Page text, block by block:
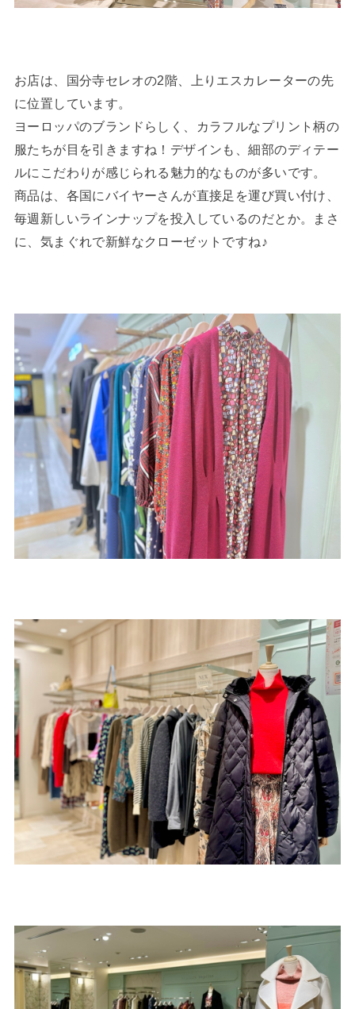
お店は、国分寺セレオの2階、上りエスカレーターの先
に位置しています。
ヨーロッパのブランドらしく、カラフルなプリント柄の
服たちが目を引きますね！デザインも、細部のディテー
ルにこだわりが感じられる魅力的なものが多いです。
商品は、各国にバイヤーさんが直接足を運び買い付け、
毎週新しいラインナップを投入しているのだとか。まさ
に、気まぐれで新鮮なクローゼットですね♪